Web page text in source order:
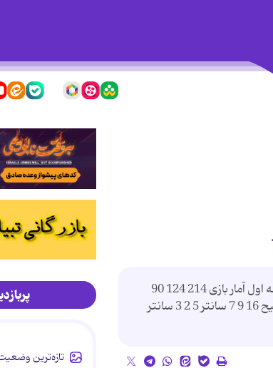
ورزشگاه حافظییه پنجشنبه 28 / 7 / 84 برق شیراز پرسپولیس&nbsp; مجموع نیمه دوم نیمه اول آمار بازی 214 124 90
تعداد پاسهای كلی 166 98 68 پاسهای صحیح 45 26 19 پاسهای اشتباه 3 --- 3 پاس بلند صحیح 16 9 7 سانتر 5 2 3 سانتر
تازه‌ترین